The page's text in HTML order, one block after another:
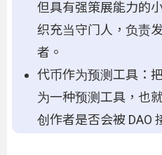
但具有强策展能力的
织充当守门人，负责
者。
代币作为预测工具：
为一种预测工具，也
创作者是否会被 DAO